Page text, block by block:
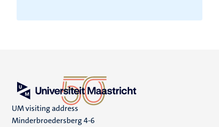
UM visiting address
Minderbroedersberg 4-6